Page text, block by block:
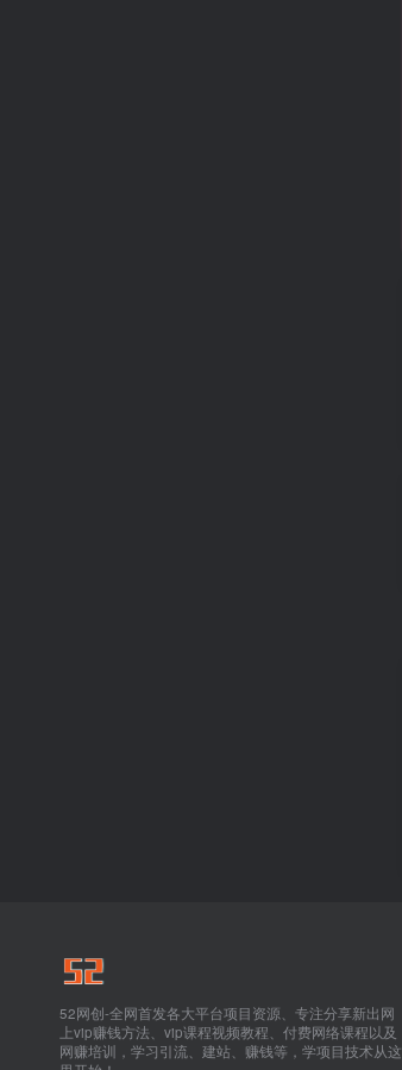
52网创-全网首发各大平台项目资源、专注分享新出网
上vip赚钱方法、vip课程视频教程、付费网络课程以及
网赚培训，学习引流、建站、赚钱等，学项目技术从这